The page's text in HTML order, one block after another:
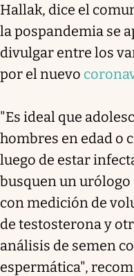
Hallak, dice el
la pospandemia se
divulgar entre los
por el nuevo
"Es ideal que
hombres en edad o
luego de estar
busquen un
con medición de
de testosterona y
análisis de semen
espermática",